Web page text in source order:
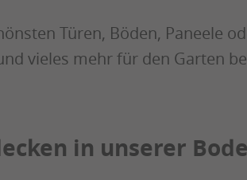
Türen, Böden, Paneele
vieles mehr für den Garten
in unserer